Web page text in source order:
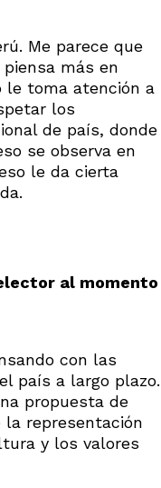
Me parece que
más en
le toma atención a
los
de país, donde
se observa en
le da cierta
al momento
con las
país a largo plazo.
propuesta de
representación
y los valores